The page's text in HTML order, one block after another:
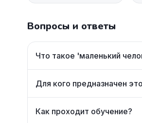
Вопросы и ответы
Что такое 'маленький
Для кого предназначен
Как проходит обучение?